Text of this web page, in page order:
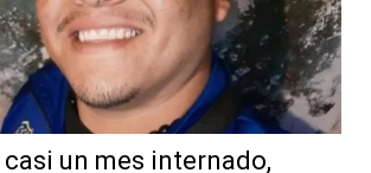
casi un mes internado,